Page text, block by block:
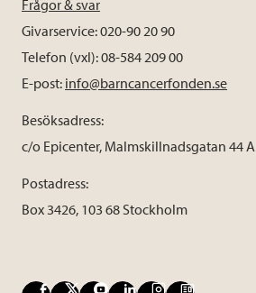
Frågor & svar
Givarservice: 020-90 20 90
Telefon (vxl): 08-584 209 00
E-post: info@barncancerfonden.se
Besöksadress:
c/o Epicenter, Malmskillnadsgatan 44 A
Postadress:
Box 3426, 103 68 Stockholm